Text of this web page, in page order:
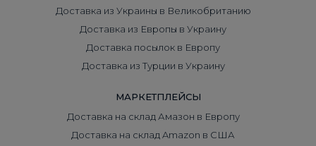
Доставка из Украины в Великобританию
Доставка из Европы в Украину
Доставка посылок в Европу
Доставка из Турции в Украину
МАРКЕТПЛЕЙСЫ
Доставка на склад Амазон в Европу
Доставка на склад Amazon в США